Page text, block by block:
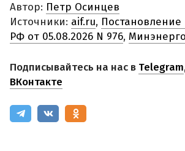
Автор: Петр Осинцев
Источники: aif.ru, Постановление
РФ от 05.08.2026 N 976,
Подписывайтесь на нас в Telegram
ВКонтакте